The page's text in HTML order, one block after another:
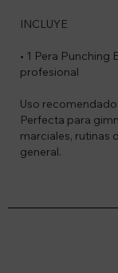
INCLUYE
• 1 Pera Punching
profesional
Uso recomendado:
Perfecta para
marciales, rutinas
general.